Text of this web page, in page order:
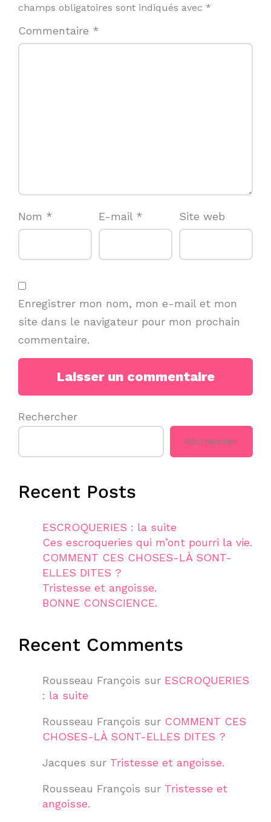
champs obligatoires sont indiqués avec *
Commentaire *
Nom * E-mail * Site web
Enregistrer mon nom, mon e-mail et mon
site dans le navigateur pour mon prochain
commentaire.
Rechercher
Rechercher
Recent Posts
ESCROQUERIES : la suite
Ces escroqueries qui m’ont pourri la vie.
COMMENT CES CHOSES-LÀ SONT-
ELLES DITES ?
Tristesse et angoisse.
BONNE CONSCIENCE.
Recent Comments
Rousseau François sur ESCROQUERIES
: la suite
Rousseau François sur COMMENT CES
CHOSES-LÀ SONT-ELLES DITES ?
Jacques sur Tristesse et angoisse.
Rousseau François sur Tristesse et
angoisse.